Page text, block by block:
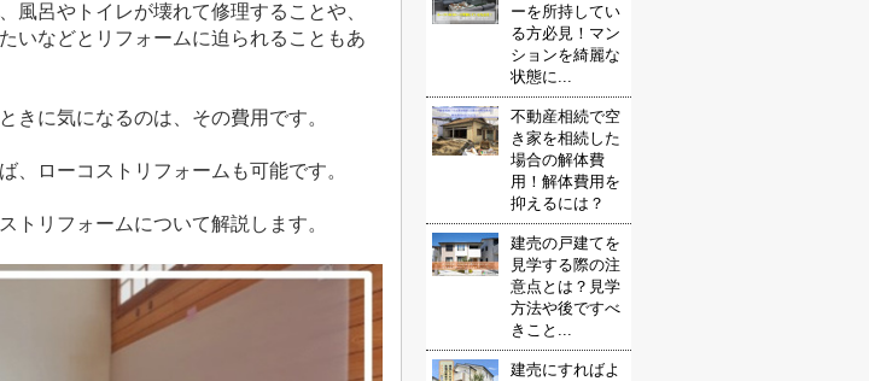
風呂やトイレが壊れて修理することや、
いなどとリフォームに迫られることもあ
きに気になるのは、その費用です。
、ローコストリフォームも可能です。
トリフォームについて解説します。
ーを所持してい
る方必見！マン
ションを綺麗な
状態に...
不動産相続で空
き家を相続した
場合の解体費
用！解体費用を
抑えるには？
建売の戸建てを
見学する際の注
意点とは？見学
方法や後ですべ
きこと...
建売にすればよ